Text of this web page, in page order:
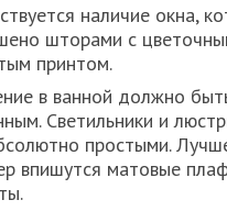
наличие окна,
шторами с
принтом.
в ванной должно
Светильники и
простыми.
впишутся матовые